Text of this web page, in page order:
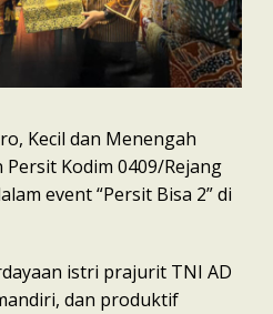
Kecil dan Menengah
Kodim 0409/Rejang
event “Persit Bisa 2” di
istri prajurit TNI AD
dan produktif